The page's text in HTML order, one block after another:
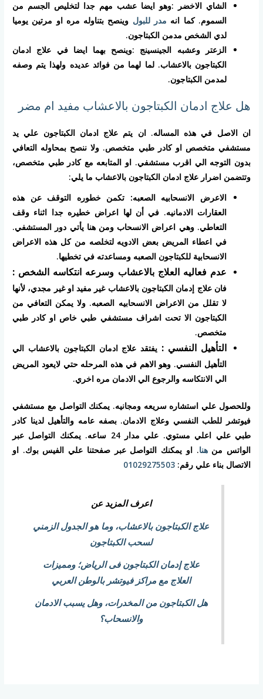
الشاي الاخضر :وهو ايضا عشب مهم جدا لتخليص الجسم من
السموم. كما انه مدر للبول وينصح بتناوله مره او مرتين يوميا
لدي الشخص مدمن الكبتاجون.
الزعتر وعشبه الجينسينج :وينصح بهما ايضا في علاج ادمان
الكبتاجون بالاعشاب. لما لهما من فوائد عديده ولهذا يتم وصفه
لمدمن الكبتاجون.
هل علاج ادمان الكبتاجون بالاعشاب مفيد ام مضر
ان الاصل في هذه المساله. ان يتم علاج ادمان الكبتاجون علي يد
مستشفي متخصص او كادر طبي متخصص. ولا ننصح بمحاوله التعافي
بدون التوجه الي اقرب مستشفي. او المتابعه مع كادر طبي متخصص،
وتتضمن اضرار علاج ادمان الكبتاجون بالاعشاب ما يلي:
الاعرض الانسحابيه الصعبه: تكمن خطوره التوقف عن هذه
العقارات الادمانيه. في أن لها اعراض خطيره جدا اثناء وقف
التعاطي. وهي اعراض الانسحاب ومن هنا يأتي دور المستشفي.
في اعطاء المريض بعض الادويه لتخلصه من كل هذه الاعراض
الانسحابية للكبتاجون الصعبه ومساعدته في تخطيها.
عدم فعاليه العلاج بالاعشاب وسرعه انتكاسه الشخص :
فان علاج إدمان الكبتاجون بالاعشاب غير مفيد او غير مجدي، لأنها
لا تقلل من الاعراض الانسحابيه الصعبه. ولا يمكن التعافي من
الكبتاجون الا تحت اشراف مستشفي طبي خاص او كادر طبي
متخصص.
التأهيل النفسي : يفتقد علاج ادمان الكبتاجون بالاعشاب الي
التأهيل النفسي. وهو الاهم في هذه المرحله حتي لايعود المريض
الي الانتكاسه والرجوع الي الادمان مره اخري.
وللحصول علي استشاره سريعه ومجانيه. يمكنك التواصل مع مستشفي
فيوتشر للطب النفسي وعلاج الادمان. بصفه عامه والتأهيل لدينا كادر
طبي علي اعلي مستوي. علي مدار 24 ساعه. يمكنك التواصل عبر
الواتس منهنا. او يمكنك التواصل عبر صفحتنا علي الفيس بوك. او
الاتصال بناء علي رقم:01029275503
اعرف المزيد عن
علاج الكبتاجون بالاعشاب، وما هو الجدول الزمني
لسحب الكبتاجون
علاج إدمان الكبتاجون فى الرياض؛ ومميزات
العلاج مع مراكز فيوتشر بالوطن العربي
هل الكبتاجون من المخدرات، وهل يسبب الادمان
والانسحاب؟